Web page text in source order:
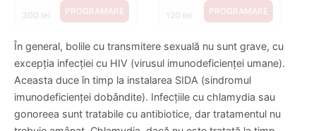
300 lei PROGRAMARE
PROGRAMARE
În general, bolile cu transmitere sexuală nu sunt grave, cu
excepția infecției cu HIV (virusul imunodeficienței umane).
Aceasta duce în timp la instalarea SIDA (sindromul
imunodeficienței dobândite). Infecțiile cu chlamydia sau
gonoreea sunt tratabile cu antibiotice, dar tratamentul nu